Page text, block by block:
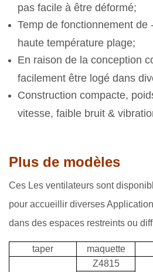
pas facile à être déformé;
Temp de fonctionnement de
haute température plage;
En raison de la conception
facilement être logé dans
Construction compacte,
vitesse, faible bruit &
Plus de modèles
Ces Les ventilateurs sont
pour accueillir diverses
dans des espaces restreints ou
taper maquette
Z4815